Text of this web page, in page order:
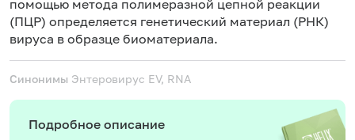
помощью метода полимеразной цепной реакции
(ПЦР) определяется генетический материал (РНК)
вируса в образце биоматериала.
Синонимы Энтеровирус EV, RNA
Подробное описание